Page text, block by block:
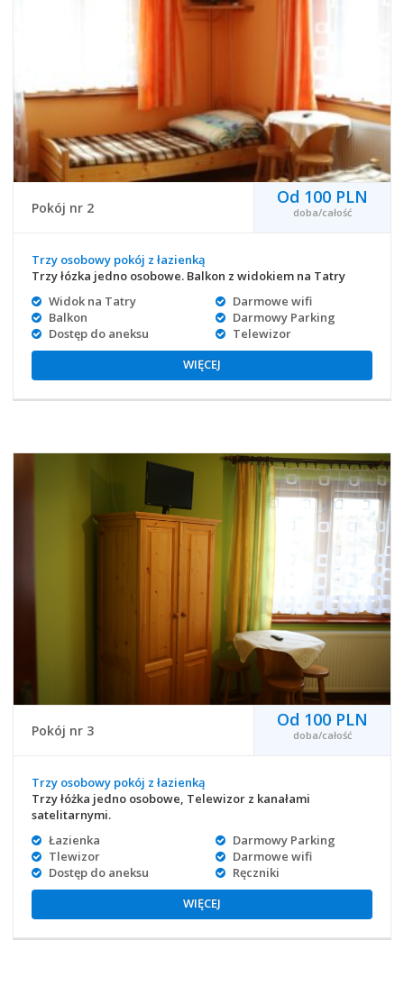
Pokój nr 2
Od 100 PLN
doba/całość
Trzy osobowy pokój z łazienką
Trzy łózka jedno osobowe. Balkon z widokiem na Tatry
Widok na Tatry
Balkon
Dostęp do aneksu
Darmowe wifi
Darmowy Parking
Telewizor
WIĘCEJ
Pokój nr 3
Od 100 PLN
doba/całość
Trzy osobowy pokój z łazienką
Trzy łóżka jedno osobowe, Telewizor z kanałami
satelitarnymi.
Łazienka
Tlewizor
Dostęp do aneksu
Darmowy Parking
Darmowe wifi
Ręczniki
WIĘCEJ